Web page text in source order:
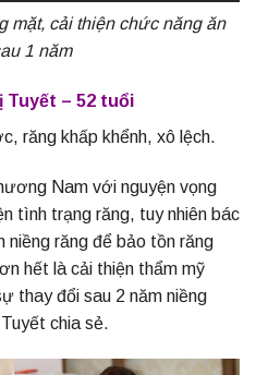
mặt, cải thiện chức năng ăn
1 năm
Tuyết – 52 tuổi
răng khấp khểnh, xô lệch.
Nam với nguyện vọng
tình trạng răng, tuy nhiên bác
răng để bảo tồn răng
hết là cải thiện thẩm mỹ
thay đổi sau 2 năm niềng
chia sẻ.